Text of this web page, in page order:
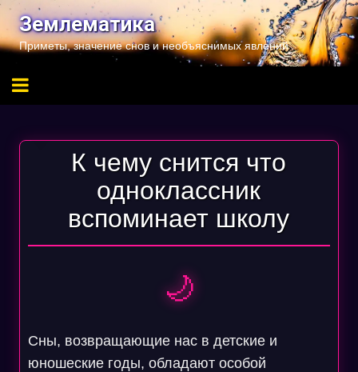
Перейти
содержимому
Землематика
Приметы, значение снов и необъяснимых явлений
К чему снится что
одноклассник
вспоминает школу
🌙
Сны, возвращающие нас в детские и
юношеские годы, обладают особой